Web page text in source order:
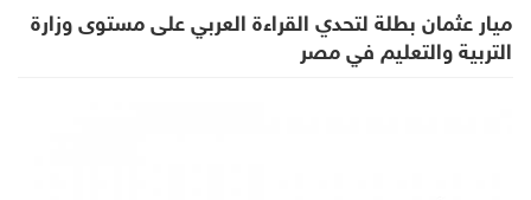
ميار عثمان بطلة لتحدي القراءة العربي على مستوى وزارة
التربية والتعليم في مصر